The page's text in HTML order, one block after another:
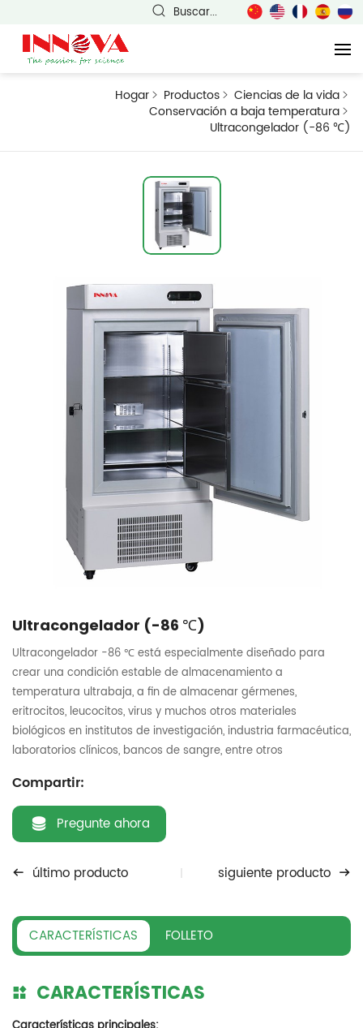
Buscar...
Hogar Productos
Ciencias de la vida
Conservación a baja temperatura
Ultracongelador (-86 ℃)
Ultracongelador (-86 ℃)
Ultracongelador -86 ℃ está especialmente diseñado para
crear una condición estable de almacenamiento a
temperatura ultrabaja, a fin de almacenar gérmenes,
eritrocitos, leucocitos, virus y muchos otros materiales
biológicos en institutos de investigación, industria farmacéutica,
laboratorios clínicos, bancos de sangre, entre otros
Compartir:
Pregunte ahora
último producto siguiente producto
CARACTERÍSTICAS FOLLETO
CARACTERÍSTICAS